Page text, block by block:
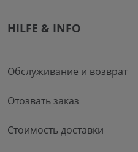
HILFE & INFO
Обслуживание и возврат
Отозвать заказ
Стоимость доставки